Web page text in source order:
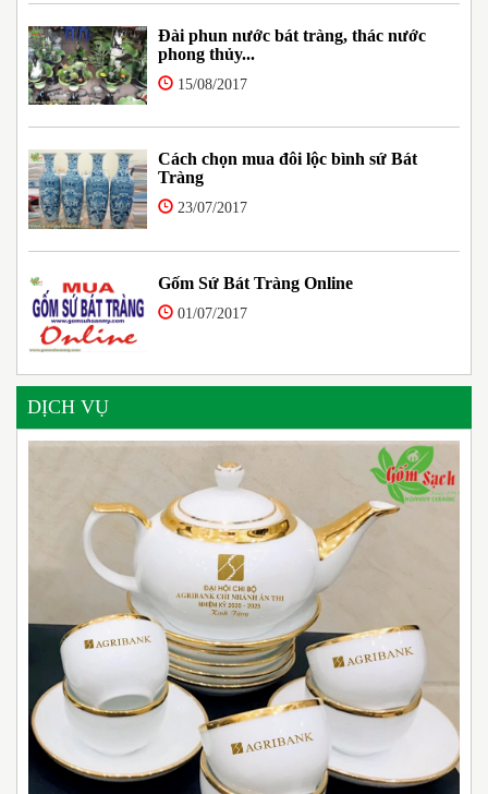
Đài phun nước bát tràng, thác nước
phong thủy...
15/08/2017
Cách chọn mua đôi lộc bình sứ Bát
Tràng
23/07/2017
Gốm Sứ Bát Tràng Online
01/07/2017
DỊCH VỤ